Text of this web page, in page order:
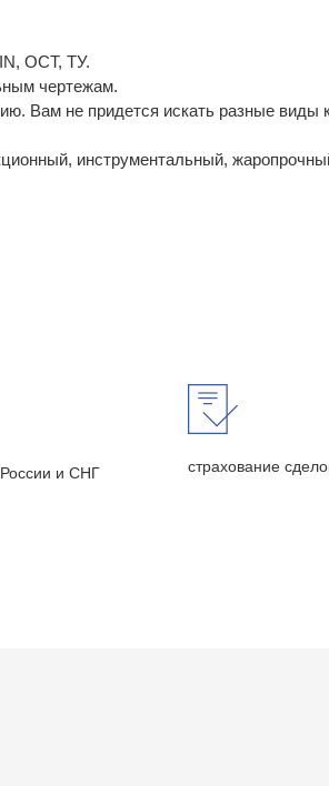
ОСТ, ТУ.
чертежам.
Вам не придется искать разные виды
инструментальный,
России и СНГ страхование